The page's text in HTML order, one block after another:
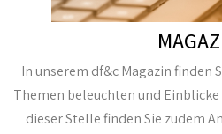
In unserem df&c Magazin finden
Themen beleuchten und
dieser Stelle finden Sie zudem